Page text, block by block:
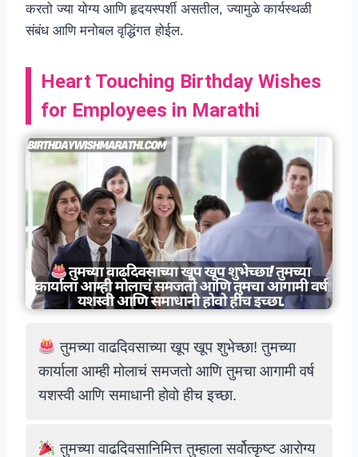
करतो ज्या योग्य आणि हृदयस्पर्शी असतील, ज्यामुळे कार्यस्थळी
संबंध आणि मनोबल वृद्धिंगत होईल.
Heart Touching Birthday Wishes
for Employees in Marathi
तुमच्या वाढदिवसाच्या खूप खूप शुभेच्छा! तुमच्या
कार्याला आम्ही मोलाचं समजतो आणि तुमचा आगामी वर्ष
यशस्वी आणि समाधानी होवो हीच इच्छा.
तुमच्या वाढदिवसानिमित्त तुम्हाला सर्वोत्कृष्ट आरोग्य